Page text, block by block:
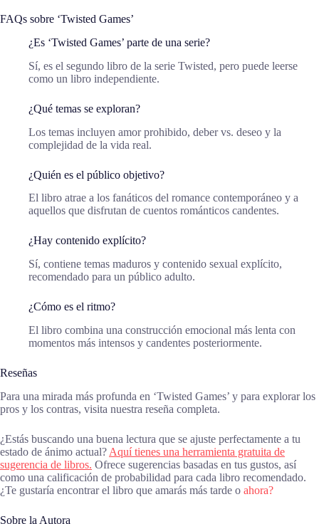
FAQs sobre ‘Twisted Games’
¿Es ‘Twisted Games’ parte de una serie?
Sí, es el segundo libro de la serie Twisted, pero puede leerse
como un libro independiente.
¿Qué temas se exploran?
Los temas incluyen amor prohibido, deber vs. deseo y la
complejidad de la vida real.
¿Quién es el público objetivo?
El libro atrae a los fanáticos del romance contemporáneo y a
aquellos que disfrutan de cuentos románticos candentes.
¿Hay contenido explícito?
Sí, contiene temas maduros y contenido sexual explícito,
recomendado para un público adulto.
¿Cómo es el ritmo?
El libro combina una construcción emocional más lenta con
momentos más intensos y candentes posteriormente.
Reseñas
Para una mirada más profunda en ‘Twisted Games’ y para explorar los
pros y los contras, visita nuestra reseña completa.
¿Estás buscando una buena lectura que se ajuste perfectamente a tu
estado de ánimo actual? Aquí tienes una herramienta gratuita de
sugerencia de libros. Ofrece sugerencias basadas en tus gustos, así
como una calificación de probabilidad para cada libro recomendado.
¿Te gustaría encontrar el libro que amarás más tarde o ahora?
Sobre la Autora